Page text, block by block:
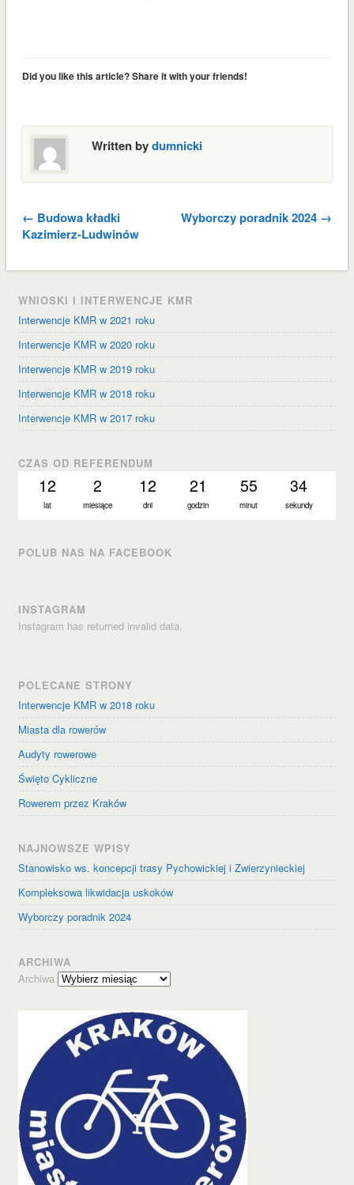
Did you like this article? Share it with your friends!
Written bydumnicki
← Budowa kładki
Kazimierz-Ludwinów
Wyborczy poradnik 2024 →
WNIOSKI I INTERWENCJE KMR
Interwencje KMR w 2021 roku
Interwencje KMR w 2020 roku
Interwencje KMR w 2019 roku
Interwencje KMR w 2018 roku
Interwencje KMR w 2017 roku
CZAS OD REFERENDUM
12
lat
2
miesiące
12
dni
21
godzin
55
minut
35
sekund
POLUB NAS NA FACEBOOK
INSTAGRAM
Instagram has returned invalid data.
POLECANE STRONY
Interwencje KMR w 2018 roku
Miasta dla rowerów
Audyty rowerowe
Święto Cykliczne
Rowerem przez Kraków
NAJNOWSZE WPISY
Stanowisko ws. koncepcji trasy Pychowickiej i Zwierzynieckiej
Kompleksowa likwidacja uskoków
Wyborczy poradnik 2024
ARCHIWA
Archiwa